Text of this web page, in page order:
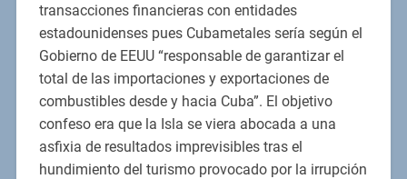
transacciones financieras con entidades
estadounidenses pues Cubametales sería según el
Gobierno de EEUU “responsable de garantizar el
total de las importaciones y exportaciones de
combustibles desde y hacia Cuba”. El objetivo
confeso era que la Isla se viera abocada a una
asfixia de resultados imprevisibles tras el
hundimiento del turismo provocado por la irrupción